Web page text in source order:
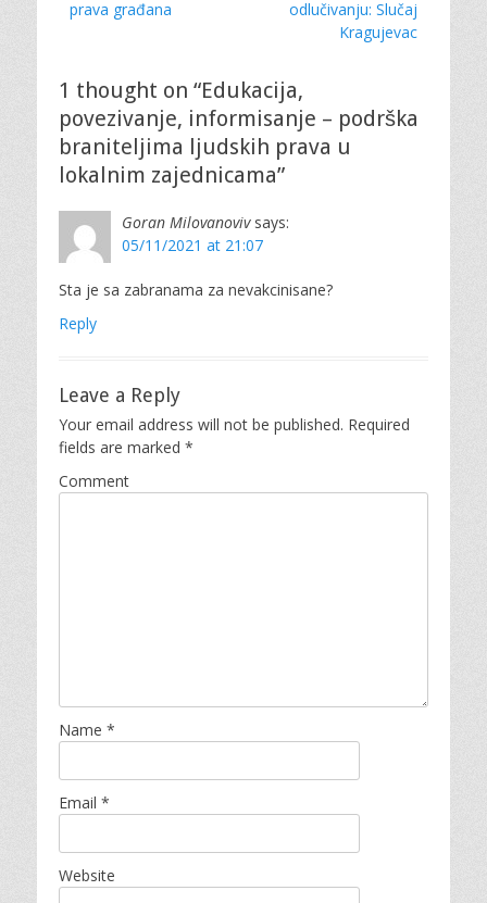
post:
prava građana
odlučivanju: Slučaj
Kragujevac
1 thought on “Edukacija,
povezivanje, informisanje – podrška
braniteljima ljudskih prava u
lokalnim zajednicama”
Goran Milovanoviv says:
05/11/2021 at 21:07
Sta je sa zabranama za nevakcinisane?
Reply
Leave a Reply
Your email address will not be published. Required
fields are marked *
Comment
Name *
Email *
Website